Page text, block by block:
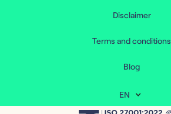
Disclaimer
Terms and conditions
Blog
EN